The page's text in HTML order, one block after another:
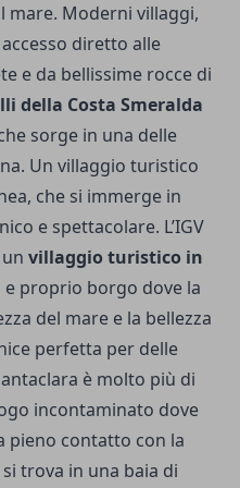
mare. Moderni villaggi,
diretto alle
e da bellissime rocce di
della Costa Smeralda
sorge in una delle
Un villaggio turistico
che si immerge in
e spettacolare. L’IGV
villaggio turistico in
e proprio borgo dove la
del mare e la bellezza
perfetta per delle
è molto più di
incontaminato dove
pieno contatto con la
trova in una baia di